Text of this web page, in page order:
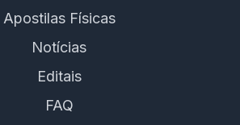
Apostilas Físicas
Notícias
Editais
FAQ